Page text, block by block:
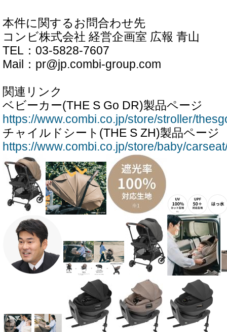
本件に関するお問合わせ先
コンビ株式会社 経営企画室 広報 青山
TEL：03-5828-7607
Mail：pr@jp.combi-group.com
関連リンク
ベビーカー(THE S Go DR)製品ページ
https://www.combi.co.jp/store/stroller/
チャイルドシート(THE S ZH)製品ページ
https://www.combi.co.jp/store/baby/